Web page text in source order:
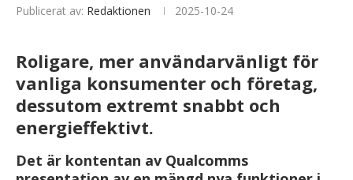
Publicerat av: Redaktionen 2025-10-24
Roligare, mer användarvänligt för
vanliga konsumenter och företag,
dessutom extremt snabbt och
energieffektivt.
Det är kontentan av Qualcomms